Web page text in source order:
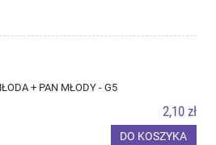
+ PAN MŁODY - G5
2,10 zł
DO KOSZYKA